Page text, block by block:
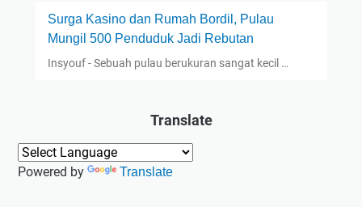
Surga Kasino dan Rumah Bordil, Pulau
Mungil 500 Penduduk Jadi Rebutan
Insyouf - Sebuah pulau berukuran sangat kecil …
Translate
Powered by Translate